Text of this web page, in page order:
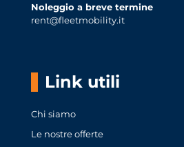
Noleggio a breve termine
rent@fleetmobility.it
Link utili
Chi siamo
Le nostre offerte